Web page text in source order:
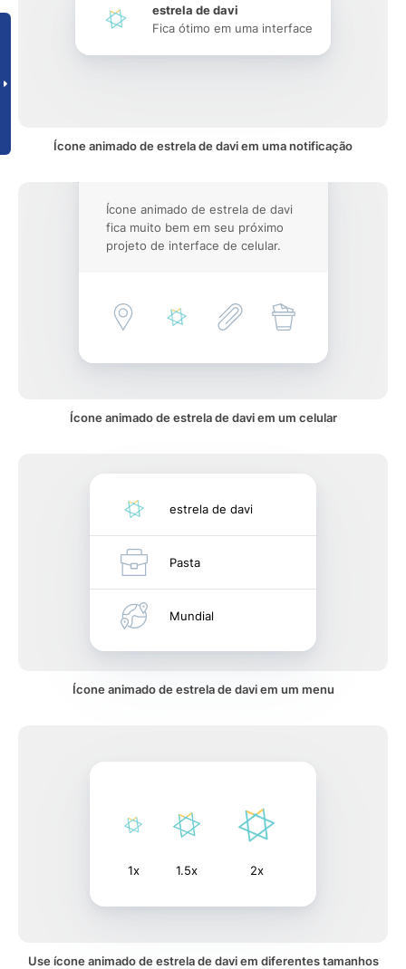
estrela de davi
Fica ótimo em uma interface
Ícone animado de estrela de davi em uma notificação
Ícone animado de estrela de davi
fica muito bem em seu próximo
projeto de interface de celular.
Ícone animado de estrela de davi em um celular
estrela de davi
Pasta
Mundial
Ícone animado de estrela de davi em um menu
1x 1.5x 2x
Use ícone animado de estrela de davi em diferentes tamanhos